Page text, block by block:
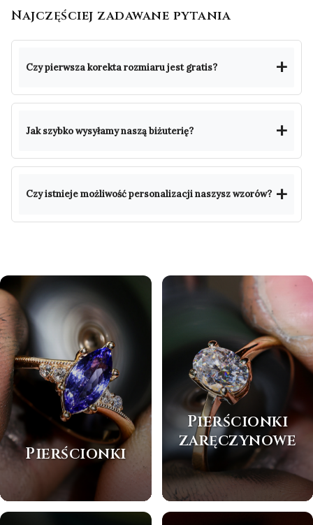
Najczęściej zadawane pytania
Czy pierwsza korekta rozmiaru jest gratis?
Jak szybko wysyłamy naszą biżuterię?
Czy istnieje możliwość personalizacji naszysz wzorów?
Pierścionki
Pierścionki
zaręczynowe